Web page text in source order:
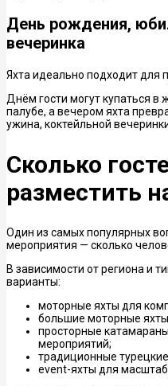
День рождения,
вечеринка
Яхта идеально подходит для
Днём гости могут купаться в
палубе, а вечером яхта
ужина, коктейльной
Сколько
разместить
Один из самых популярных
мероприятия — сколько
В зависимости от региона и
варианты:
моторные яхты для
большие моторные
просторные
мероприятий;
традиционные
event-яхты для